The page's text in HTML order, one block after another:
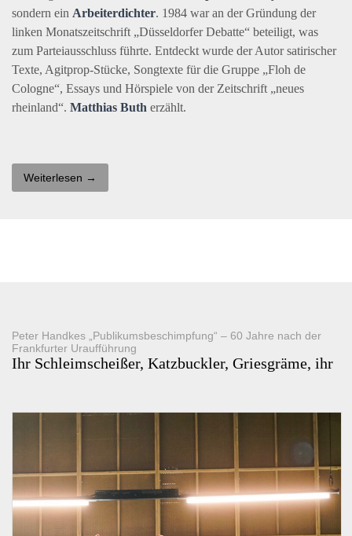
sondern ein Arbeiterdichter. 1984 war an der Gründung der
linken Monatszeitschrift „Düsseldorfer Debatte“ beteiligt, was
zum Parteiausschluss führte. Entdeckt wurde der Autor satirischer
Texte, Agitprop-Stücke, Songtexte für die Gruppe „Floh de
Cologne“, Essays und Hörspiele von der Zeitschrift „neues
rheinland“. Matthias Buth erzählt.
Weiterlesen →
Peter Handkes „Publikumsbeschimpfung“ – 60 Jahre nach der
Frankfurter Uraufführung
Ihr Schleimscheißer, Katzbuckler, Griesgräme, ihr